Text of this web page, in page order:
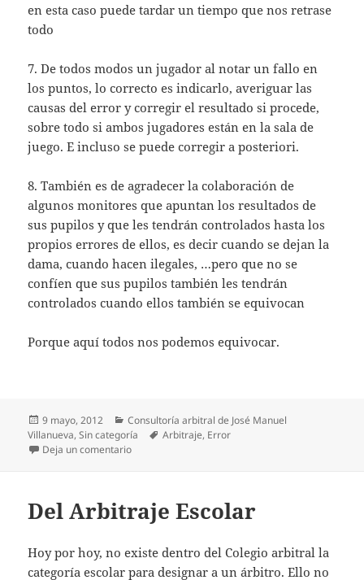
en esta caso puede tardar un tiempo que nos retrase
todo
7. De todos modos un jugador al notar un fallo en
los puntos, lo correcto es indicarlo, averiguar las
causas del error y corregir el resultado si procede,
sobre todo si ambos jugadores están en la sala de
juego. E incluso se puede corregir a posteriori.
8. También es de agradecer la colaboración de
algunos monitores que apuntan los resultados de
sus pupilos y que les tendrán controlados hasta los
propios errores de ellos, es decir cuando se dejan la
dama, cuando hacen ilegales, …pero que no se
confíen que sus pupilos también les tendrán
controlados cuando ellos también se equivocan
Porque aquí todos nos podemos equivocar.
Publicado
el
9 mayo, 2012 Categorías
Consultoría arbitral de José Manuel
Villanueva,Sin categoría Etiquetas
Arbitraje, Error
Deja un comentarioen Errare humanum est
Del Arbitraje Escolar
Hoy por hoy, no existe dentro del Colegio arbitral la
categoría escolar para designar a un árbitro. Ello no